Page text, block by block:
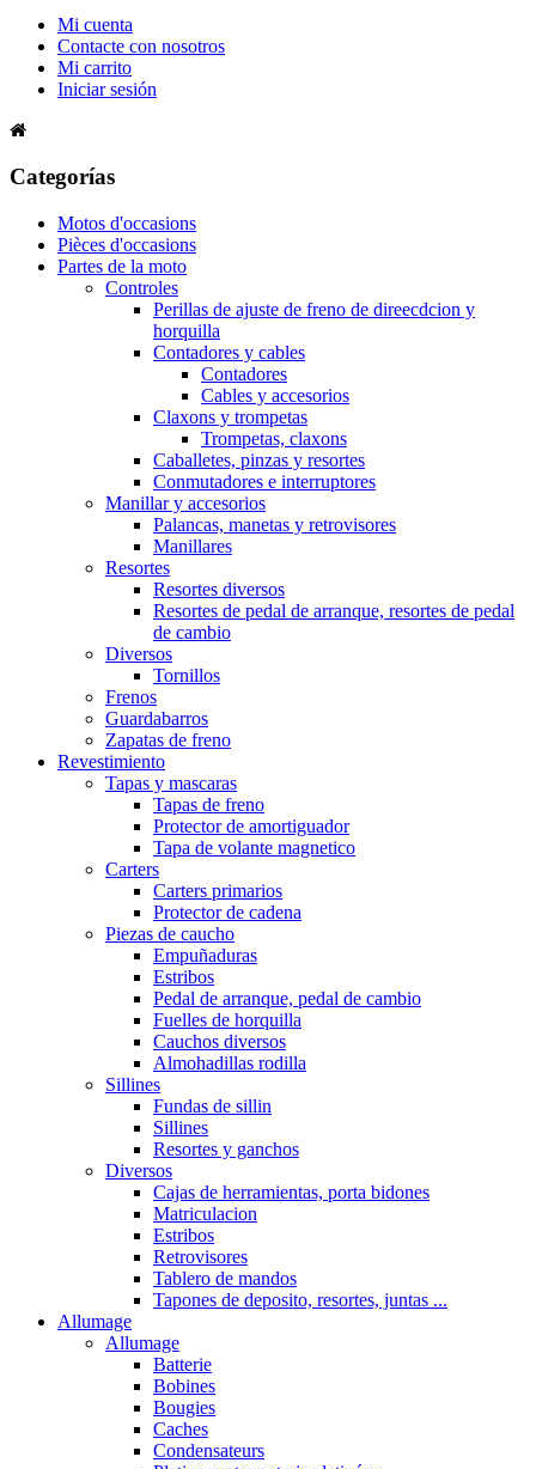
Mi cuenta
Contacte con nosotros
Mi carrito
Iniciar sesión
Categorías
Motos d'occasions
Pièces d'occasions
Partes de la moto
Controles
Perillas de ajuste de freno de direecdcion y
horquilla
Contadores y cables
Contadores
Cables y accesorios
Claxons y trompetas
Trompetas, claxons
Caballetes, pinzas y resortes
Conmutadores e interruptores
Manillar y accesorios
Palancas, manetas y retrovisores
Manillares
Resortes
Resortes diversos
Resortes de pedal de arranque, resortes de pedal
de cambio
Diversos
Tornillos
Frenos
Guardabarros
Zapatas de freno
Revestimiento
Tapas y mascaras
Tapas de freno
Protector de amortiguador
Tapa de volante magnetico
Carters
Carters primarios
Protector de cadena
Piezas de caucho
Empuñaduras
Estribos
Pedal de arranque, pedal de cambio
Fuelles de horquilla
Cauchos diversos
Almohadillas rodilla
Sillines
Fundas de sillin
Sillines
Resortes y ganchos
Diversos
Cajas de herramientas, porta bidones
Matriculacion
Estribos
Retrovisores
Tablero de mandos
Tapones de deposito, resortes, juntas ...
Allumage
Allumage
Batterie
Bobines
Bougies
Caches
Condensateurs